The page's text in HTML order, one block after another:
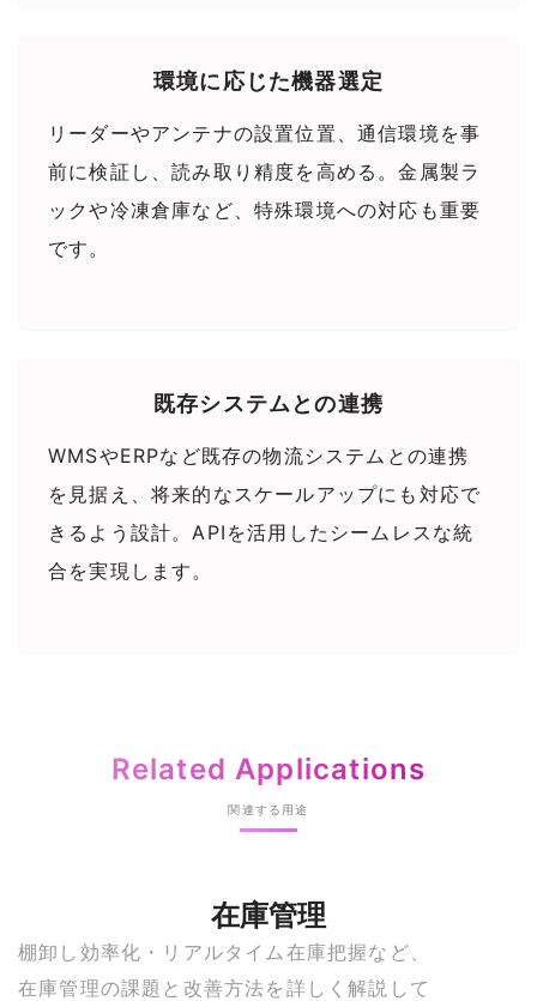
環境に応じた機器選定
リーダーやアンテナの設置位置、通信環境を事
前に検証し、読み取り精度を高める。金属製ラ
ックや冷凍倉庫など、特殊環境への対応も重要
です。
既存システムとの連携
WMSやERPなど既存の物流システムとの連携
を見据え、将来的なスケールアップにも対応で
きるよう設計。APIを活用したシームレスな統
合を実現します。
Related Applications
関連する用途
在庫管理
棚卸し効率化・リアルタイム在庫把握など、
在庫管理の課題と改善方法を詳しく解説して